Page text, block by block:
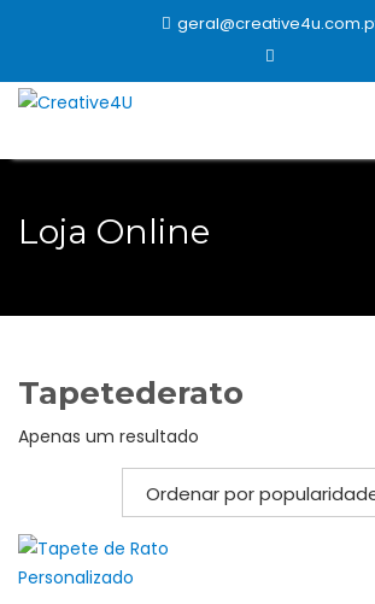
Loja Online
Tapetederato
Apenas um resultado